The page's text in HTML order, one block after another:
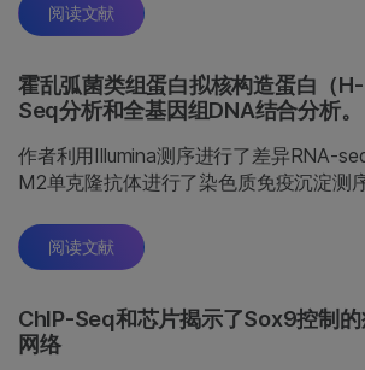
阅读文献
霍乱弧菌类组蛋白拟核构造蛋白（
Seq分析和全基因组DNA结合分析。
作者利用Illumina测序进行了差异RNA-
M2单克隆抗体进行了染色质免疫沉淀测序
阅读文献
ChIP-Seq和芯片揭示了Sox9控制的
网络